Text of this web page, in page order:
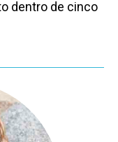
dentro de cinco
La